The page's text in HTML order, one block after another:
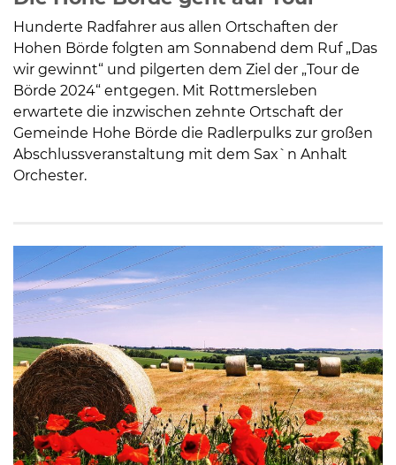
Hunderte Radfahrer aus allen Ortschaften der
Hohen Börde folgten am Sonnabend dem Ruf „Das
wir gewinnt“ und pilgerten dem Ziel der „Tour de
Börde 2024“ entgegen. Mit Rottmersleben
erwartete die inzwischen zehnte Ortschaft der
Gemeinde Hohe Börde die Radlerpulks zur großen
Abschlussveranstaltung mit dem Sax`n Anhalt
Orchester.